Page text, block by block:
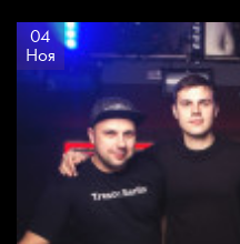
04
Ноя